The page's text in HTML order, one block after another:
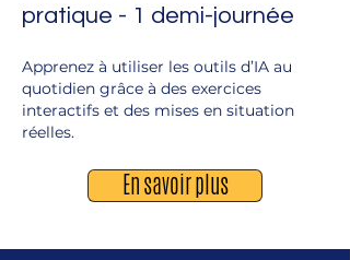
pratique - 1 demi-journée
Apprenez à utiliser les outils d’IA au
quotidien grâce à des exercices
interactifs et des mises en situation
réelles.
En savoir plus